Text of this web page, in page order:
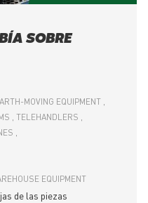
SOBRE
MOVING EQUIPMENT
TELEHANDLERS
EQUIPMENT
de las piezas